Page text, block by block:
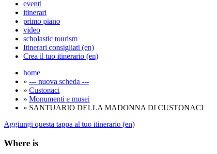
eventi
itinerari
primo piano
video
scholastic tourism
Itinerari consigliati (en)
Crea il tuo itinerario (en)
home
» --- nuova scheda ---
» Custonaci
» Monumenti e musei
» SANTUARIO DELLA MADONNA DI CUSTONACI
Aggiungi questa tappa al tuo itinerario (en)
Where is